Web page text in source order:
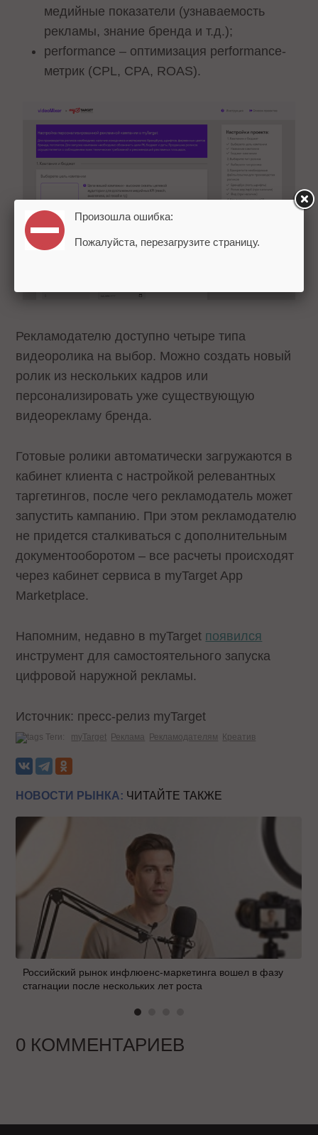
медийные показатели (узнаваемость
рекламы, знание бренда и т.д.);
performance– оптимизация performance-
метрик (CPL, CPA, ROAS).
Рекламодателю доступно четыре типа
видеоролика на выбор. Можно создать новый
ролик из нескольких кадров или
персонализировать уже существующую
видеорекламу бренда.
Готовые ролики автоматически загружаются в
кабинет клиента с настройкой релевантных
таргетингов, после чего рекламодатель может
запустить кампанию. При этом рекламодателю
не придется сталкиваться с дополнительным
документооборотом – все расчеты происходят
через кабинет сервиса в myTarget App
Marketplace.
Напомним, недавно в myTarget появился
инструмент для самостоятельного запуска
цифровой наружной рекламы.
Источник: пресс-релиз myTarget
Теги: myTarget Реклама Рекламодателям Креатив
НОВОСТИ РЫНКА: ЧИТАЙТЕ ТАКЖЕ
Российский рынок инфлюенс-маркетинга вошел в фазу
стагнации после нескольких лет роста
0 КОММЕНТАРИЕВ
Произошла ошибка:
Пожалуйста, перезагрузите страницу.